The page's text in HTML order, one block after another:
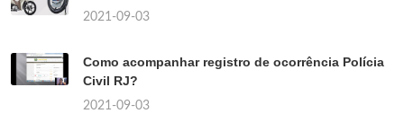
2021-09-03
Como acompanhar registro de ocorrência Polícia
Civil RJ?
2021-09-03